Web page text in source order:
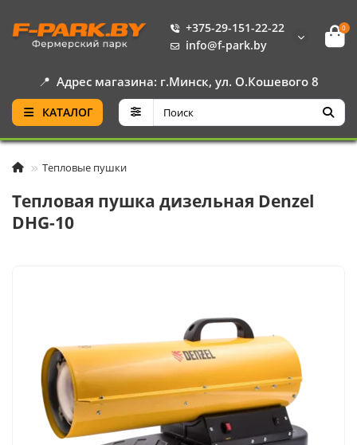
+375-29-151-22-22
info@f-park.by
0
📍 Адрес магазина: г.Минск, ул. О.Кошевого 8
КАТАЛОГ
Тепловые пушки
Тепловая пушка дизельная Denzel
DHG-10